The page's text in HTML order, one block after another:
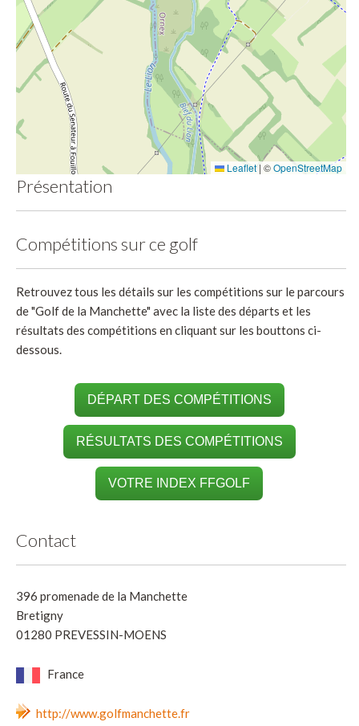
Leaflet | ©OpenStreetMap
Présentation
Compétitions sur ce golf
Retrouvez tous les détails sur les compétitions sur le parcours
de "Golf de la Manchette" avec la liste des départs et les
résultats des compétitions en cliquant sur les bouttons ci-
dessous.
DÉPART DES COMPÉTITIONS
RÉSULTATS DES COMPÉTITIONS
VOTRE INDEX FFGOLF
Contact
396 promenade de la Manchette
Bretigny
01280 PREVESSIN-MOENS
France
http://www.golfmanchette.fr